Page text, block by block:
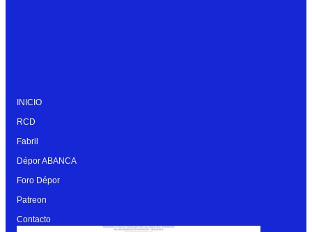
INICIO
RCD
Fabril
Dépor ABANCA
Foro Dépor
Patreon
Contacto